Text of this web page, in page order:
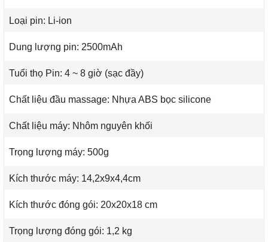
Loại pin: Li-ion
Dung lượng pin: 2500mAh
Tuổi thọ Pin: 4 ~ 8 giờ (sạc đầy)
Chất liệu đầu massage: Nhựa ABS bọc silicone
Chất liệu máy: Nhôm nguyên khối
Trọng lượng máy: 500g
Kích thước máy: 14,2x9x4,4cm
Kích thước đóng gói: 20x20x18 cm
Trọng lượng đóng gói: 1,2 kg